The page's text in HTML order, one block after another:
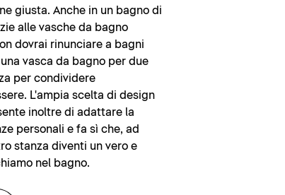
giusta. Anche in un bagno di
alle vasche da bagno
dovrai rinunciare a bagni
vasca da bagno per due
per condividere
L'ampia scelta di design
inoltre di adattare la
personali e fa sì che, ad
stanza diventi un vero e
nel bagno.